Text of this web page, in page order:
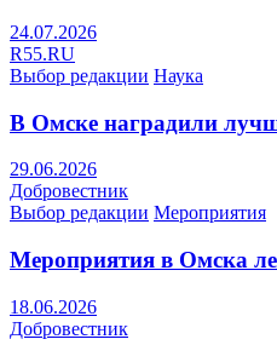
24.07.2026
R55.RU
Выбор редакции Наука
В Омске наградили
29.06.2026
Добровестник
Выбор редакции Мероприятия
Мероприятия в Омска
18.06.2026
Добровестник